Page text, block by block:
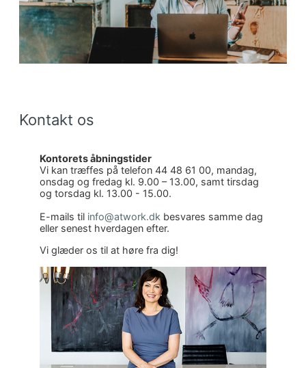
Kontakt os
Kontorets åbningstider
Vi kan træffes på telefon 44 48 61 00, mandag,
onsdag og fredag kl. 9.00 – 13.00, samt tirsdag
og torsdag kl. 13.00 - 15.00.
E-mails til info@atwork.dk besvares samme dag
eller senest hverdagen efter.
Vi glæder os til at høre fra dig!